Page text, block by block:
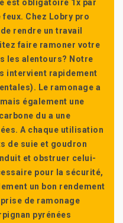
est obligatoire 1x par
feux. Chez Lobry pro
rendre un travail
faire ramoner votre
les alentours? Notre
intervient rapidement
Le ramonage a
également une
du a une
A chaque utilisation
de suie et goudron
et obstruer celui-
pour la sécurité,
un bon rendement
de ramonage
pyrénées